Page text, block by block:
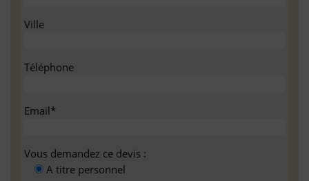
Ville
Téléphone
Email*
Vous demandez ce devis :
A titre personnel